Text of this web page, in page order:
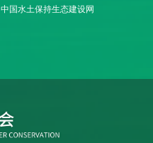
中国水土保持生态建设网